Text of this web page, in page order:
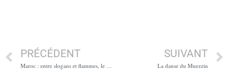
PRÉCÉDENT
Maroc : entre slogans et flammes, le pouvoir en sursis
SUIVANT
La danse du Muezzin